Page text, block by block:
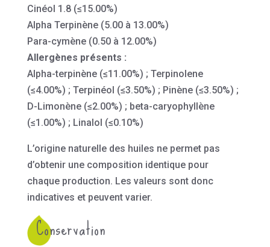
Cinéol 1.8 (≤15.00%)
Alpha Terpinène (5.00 à 13.00%)
Para-cymène (0.50 à 12.00%)
Allergènes présents :
Alpha-terpinène (≤11.00%) ; Terpinolene
(≤4.00%) ; Terpinéol (≤3.50%) ; Pinène (≤3.50%) ;
D-Limonène (≤2.00%) ; beta-caryophyllène
(≤1.00%) ; Linalol (≤0.10%)
L’origine naturelle des huiles ne permet pas
d’obtenir une composition identique pour
chaque production. Les valeurs sont donc
indicatives et peuvent varier.
Conservation